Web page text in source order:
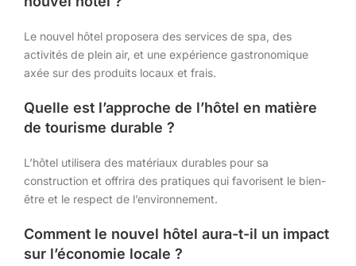
Le nouvel hôtel proposera des services de spa, des
activités de plein air, et une expérience gastronomique
axée sur des produits locaux et frais.
Quelle est l’approche de l’hôtel en matière
de tourisme durable ?
L’hôtel utilisera des matériaux durables pour sa
construction et offrira des pratiques qui favorisent le bien-
être et le respect de l’environnement.
Comment le nouvel hôtel aura-t-il un impact
sur l’économie locale ?